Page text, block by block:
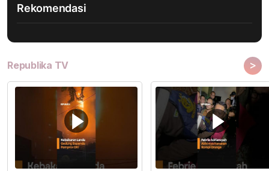
Rekomendasi
Republika TV >